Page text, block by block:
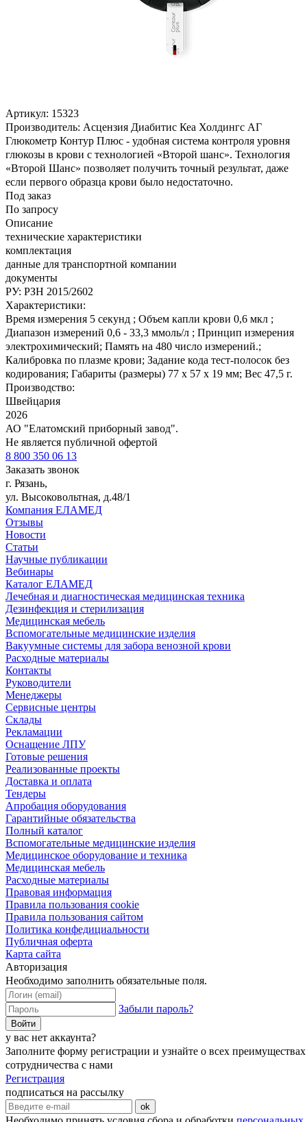
Артикул: 15323
Производитель: Асцензия Диабитис Кеа Холдингс АГ
Глюкометр Контур Плюс - удобная система контроля уровня
глюкозы в крови с технологией «Второй шанс». Технология
«Второй Шанс» позволяет получить точный результат, даже
если первого образца крови было недостаточно.
Под заказ
По запросу
Описание
технические характеристики
комплектация
данные для транспортной компании
документы
РУ: РЗН 2015/2602
Характеристики:
Время измерения 5 секунд ; Объем капли крови 0,6 мкл ;
Диапазон измерений 0,6 - 33,3 ммоль/л ; Принцип измерения
электрохимический; Память на 480 число измерений.;
Калибровка по плазме крови; Задание кода тест-полосок без
кодирования; Габариты (размеры) 77 х 57 х 19 мм; Вес 47,5 г.
Производство:
Швейцария
2026
АО "Елатомский приборный завод".
Не является публичной офертой
8 800 350 06 13
Заказать звонок
г. Рязань,
ул. Высоковольтная, д.48/1
Компания ЕЛАМЕД
Отзывы
Новости
Статьи
Научные публикации
Вебинары
Каталог ЕЛАМЕД
Лечебная и диагностическая медицинская техника
Дезинфекция и стерилизация
Медицинская мебель
Вспомогательные медицинские изделия
Вакуумные системы для забора венозной крови
Расходные материалы
Контакты
Руководители
Менеджеры
Сервисные центры
Склады
Рекламации
Оснащение ЛПУ
Готовые решения
Реализованные проекты
Доставка и оплата
Тендеры
Апробация оборудования
Гарантийные обязательства
Полный каталог
Вспомогательные медицинские изделия
Медицинское оборудование и техника
Медицинская мебель
Расходные материалы
Правовая информация
Правила пользования cookie
Правила пользования сайтом
Политика конфедициальности
Публичная оферта
Карта сайта
Авторизация
Необходимо заполнить обязательные поля.
Забыли пароль?
Войти
у вас нет аккаунта?
Заполните форму регистрации и узнайте о всех преимуществах
сотрудничества с нами
Регистрация
подписаться на рассылку
ok